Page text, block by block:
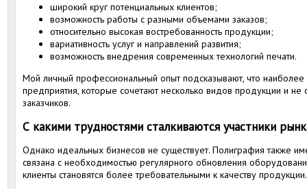
широкий круг потенциальных клиентов;
возможность работы с разными объемами заказов;
относительно высокая востребованность продукции;
вариативность услуг и направлений развития;
возможность внедрения современных технологий печати.
Мой личный профессиональный опыт подсказывают, что
предприятия, которые сочетают несколько видов продукции и
заказчиков.
С какими трудностями сталкиваются участники
Однако идеальных бизнесов не существует. Полиграфия также
связана с необходимостью регулярного обновления
клиенты становятся более требовательными к качеству продукции.